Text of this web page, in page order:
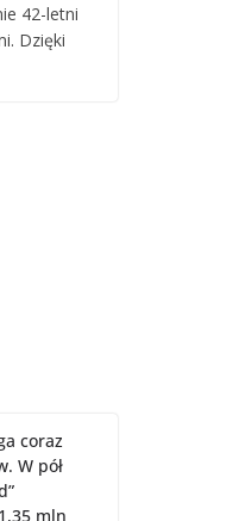
42-letni
Dzięki
coraz
W pół
mln